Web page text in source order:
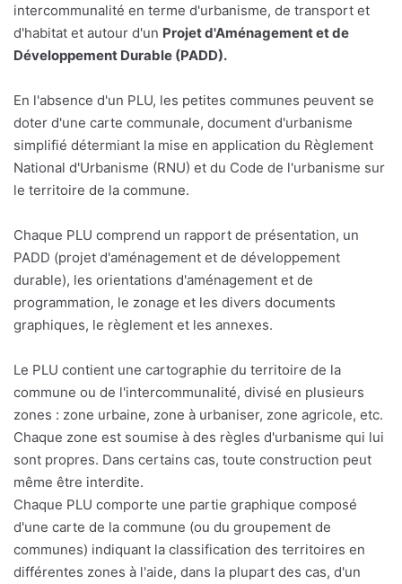
intercommunalité en terme d'urbanisme, de transport et
d'habitat et autour d'un Projet d'Aménagement et de
Développement Durable (PADD).
En l'absence d'un PLU, les petites communes peuvent se
doter d'une carte communale, document d'urbanisme
simplifié détermiant la mise en application du Règlement
National d'Urbanisme (RNU) et du Code de l'urbanisme sur
le territoire de la commune.
Chaque PLU comprend un rapport de présentation, un
PADD (projet d'aménagement et de développement
durable), les orientations d'aménagement et de
programmation, le zonage et les divers documents
graphiques, le règlement et les annexes.
Le PLU contient une cartographie du territoire de la
commune ou de l'intercommunalité, divisé en plusieurs
zones : zone urbaine, zone à urbaniser, zone agricole, etc.
Chaque zone est soumise à des règles d'urbanisme qui lui
sont propres. Dans certains cas, toute construction peut
même être interdite.
Chaque PLU comporte une partie graphique composé
d'une carte de la commune (ou du groupement de
communes) indiquant la classification des territoires en
différentes zones à l'aide, dans la plupart des cas, d'un